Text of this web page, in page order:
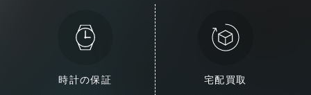
時計の保証 宅配買取